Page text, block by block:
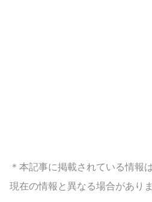
＊本記事に掲載されている情報
現在の情報と異なる場合があり